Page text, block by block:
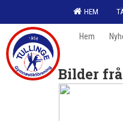
HEM
Hem
Bilder